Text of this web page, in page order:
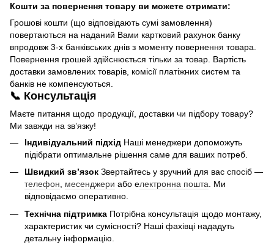
Кошти за повернення товару ви можете отримати:
Грошові кошти (що відповідають сумі замовлення)
повертаються на наданий Вами картковий рахунок банку
впродовж 3-х банківських днів з моменту повернення товара.
Повернення грошей здійснюється тільки за товар. Вартість
доставки замовлених товарів, комісії платіжних систем та
банків не компенсуються.
📞 Консультація
Маєте питання щодо продукції, доставки чи підбору товару?
Ми завжди на зв’язку!
Індивідуальний підхід Наші менеджери допоможуть
підібрати оптимальне рішення саме для ваших потреб.
Швидкий зв’язок Звертайтесь у зручний для вас спосіб —
телефон, месенджери або електронна пошта. Ми
відповідаємо оперативно.
Технічна підтримка Потрібна консультація щодо монтажу,
характеристик чи сумісності? Наші фахівці нададуть
детальну інформацію.